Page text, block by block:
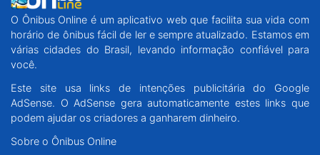
O Ônibus Online é um aplicativo web que facilita sua vida com
horário de ônibus fácil de ler e sempre atualizado. Estamos em
várias cidades do Brasil, levando informação confiável para
você.
Este site usa links de intenções publicitária do Google
AdSense. O AdSense gera automaticamente estes links que
podem ajudar os criadores a ganharem dinheiro.
Sobre o Ônibus Online